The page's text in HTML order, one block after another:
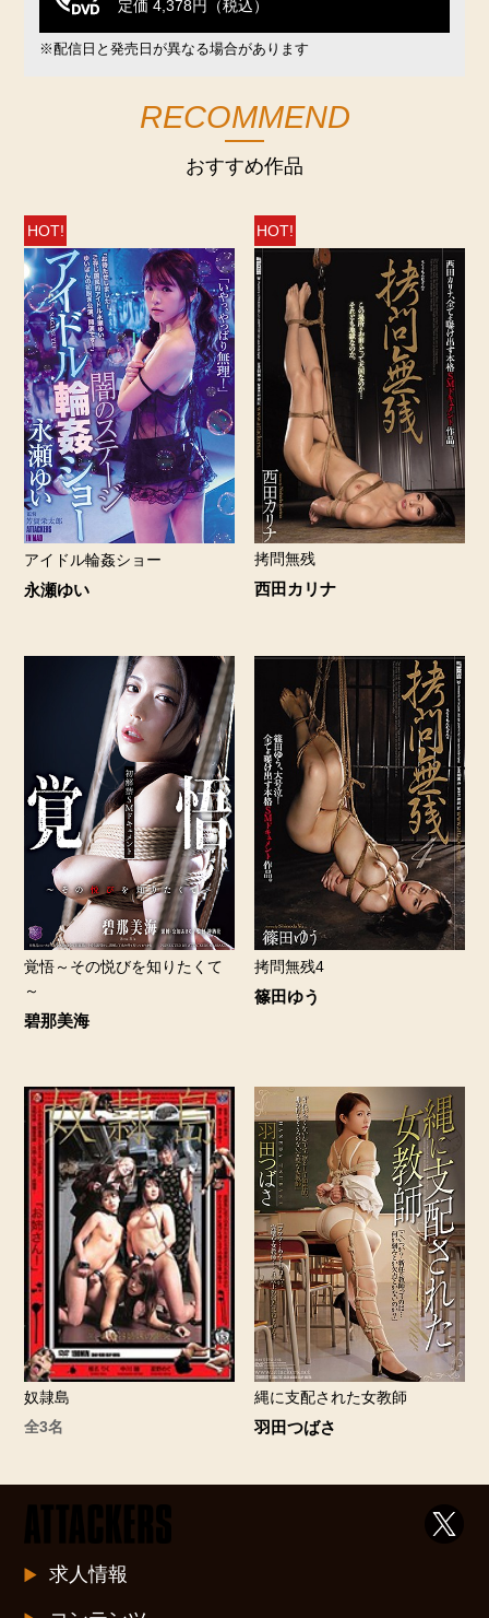
定価 4,378円（税込）
※配信日と発売日が異なる場合があります
RECOMMEND
おすすめ作品
HOT!
アイドル輪姦ショー
永瀬ゆい
HOT!
拷問無残
西田カリナ
覚悟～その悦びを知りたくて
～
碧那美海
拷問無残4
篠田ゆう
奴隷島
全3名
縄に支配された女教師
羽田つばさ
求人情報